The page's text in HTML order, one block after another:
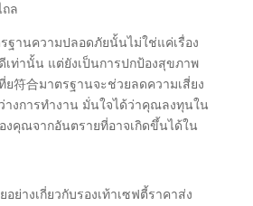
ล
ฐานความปลอดภัยนั้นไม่ใช่แค่เรื่อง
เท่านั้น แต่ยังเป็นการปกป้องสุขภาพ
符合มาตรฐานจะช่วยลดความเสี่ยง
างการทำงาน มั่นใจได้ว่าคุณลงทุนใน
งคุณจากอันตรายที่อาจเกิดขึ้นได้ใน
ย่างเกี่ยวกับรองเท้าเซฟตี้ราคาส่ง